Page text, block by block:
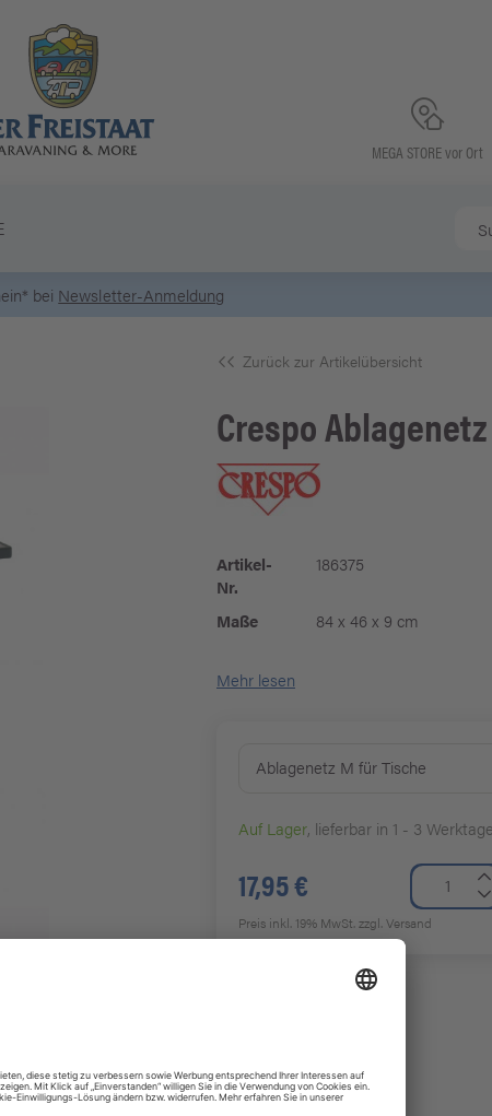
MEGA STORE vor Ort
bei Newsletter-Anmeldung
Zurück zur Artikelübersicht
Crespo
Artikel-
Nr.
186375
Maße 84 x 46 x 9 cm
Mehr lesen
Ablagenetz M für Tische
Auf Lager, lieferbar in 1 - 3
17,95 €
Preis inkl. 19% MwSt.zzgl. Versand